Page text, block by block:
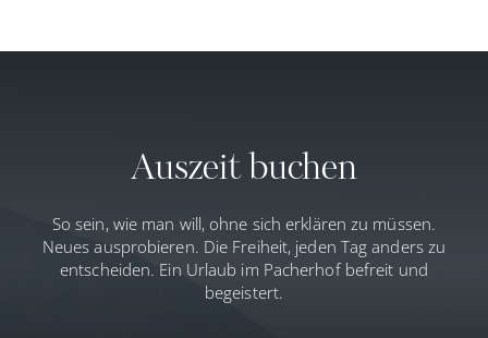
Auszeit buchen
So sein, wie man will, ohne sich erklären zu müssen.
Neues ausprobieren. Die Freiheit, jeden Tag anders zu
entscheiden. Ein Urlaub im Pacherhof befreit und
begeistert.